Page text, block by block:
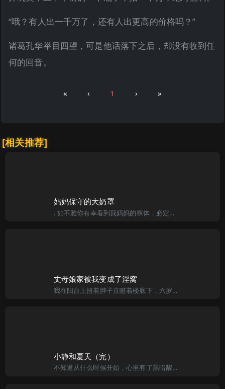
“哦？有人出一千万了，还有人出更高的价格吗？”
诸葛孔华举目四望，可是他话落下之后，却没有收到任
何的回音。
« ‹ 1 › »
[相关推荐]
妈妈保守的大奶罩
. 如不雅你有幸看到我妈妈的裸体，必定会被她胸前的那对大奶所震动。 妈妈叫柳淑容，是本市公认的金融一支花，这个称号从她毕业至今，已经保持了十年之久，现期近使妈妈三十二岁了，金融系统内每年层出不穷的年轻
丈母娘家被我变成了淫窝
我在阳台上扭着脖子直瞪着楼底下，六岁的女儿已是按奈不住下了楼，待看到了她娇小的身影在花坛边的草坪后，我才返回到了卧室里，她还自得其乐的往脸上扑粉，床上滩放着一套湖绿的西服，她端坐在镜子前，白熘熘的背后
小静和夏天（完）
不知道从什么时候开始，心里有了黑暗龌蹉的思想，对一些大多数人不能接受的情感性爱有了极大的兴趣。也许是小时候环境影响，或者别的什么，从懂得性开始就对身边的女性有了冲动和想法，偷窥，借机卡油，这些都干过